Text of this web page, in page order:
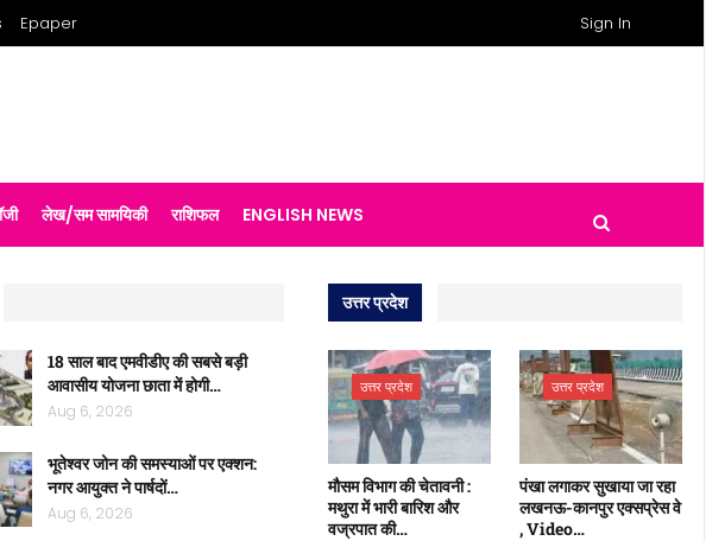
Sign In
Epaper
लेख/सम सामयिकी राशिफल ENGLISH NEWS
18 साल बाद एमवीडीए की सबसे बड़ी
आवासीय योजना छाता में होगी…
Aug 6, 2026
भूतेश्वर जोन की समस्याओं पर एक्शन:
नगर आयुक्त ने पार्षदों…
Aug 6, 2026
उत्तर प्रदेश
उत्तर प्रदेश
मौसम विभाग की चेतावनी :
मथुरा में भारी बारिश और
वज्रपात की…
उत्तर प्रदेश
पंखा लगाकर सुखाया जा रहा
लखनऊ-कानपुर एक्सप्रेस वे
, Video…